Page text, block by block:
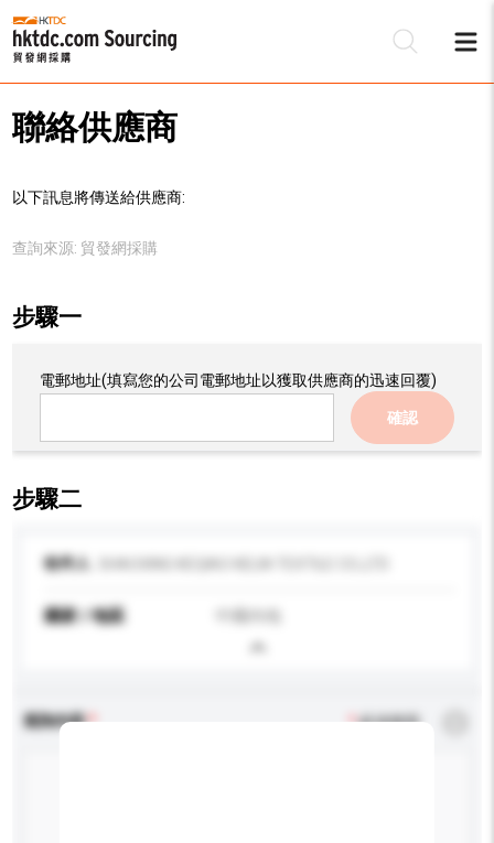
聯絡供應商
以下訊息將傳送給供應商:
查詢來源: 貿發網採購
步驟一
電郵地址(填寫您的公司電郵地址以獲取供應商的迅速回覆)
確認
步驟二
收件人
國家 / 地區
查詢內容 *必須填寫